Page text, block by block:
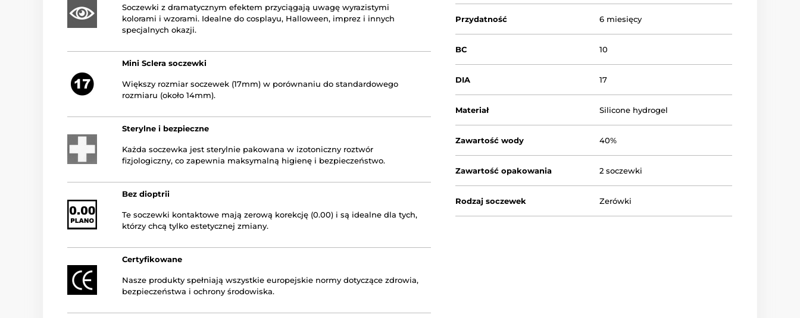
Soczewki z dramatycznym efektem przyciągają uwagę wyrazistymi
kolorami i wzorami. Idealne do cosplayu, Halloween, imprez i innych
specjalnych okazji.
Mini Sclera soczewki
Większy rozmiar soczewek (17mm) w porównaniu do standardowego
rozmiaru (około 14mm).
Sterylne i bezpieczne
Każda soczewka jest sterylnie pakowana w izotoniczny roztwór
fizjologiczny, co zapewnia maksymalną higienę i bezpieczeństwo.
Bez dioptrii
Te soczewki kontaktowe mają zerową korekcję (0.00) i są idealne dla tych,
którzy chcą tylko estetycznej zmiany.
Certyfikowane
Nasze produkty spełniają wszystkie europejskie normy dotyczące zdrowia,
bezpieczeństwa i ochrony środowiska.
Przydatność 6 miesięcy
BC 10
DIA 17
Materiał Silicone hydrogel
Zawartość wody 40%
Zawartość opakowania 2 soczewki
Rodzaj soczewek Zerówki